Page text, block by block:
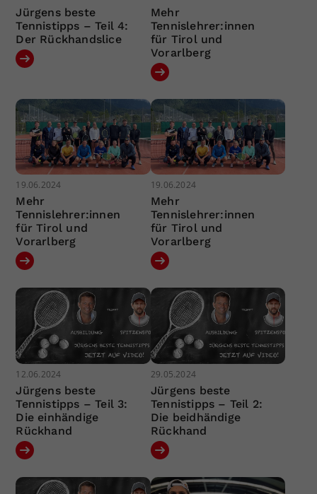
Jürgens beste
Tennistipps – Teil 4:
Der Rückhandslice
Mehr
Tennislehrer:innen
für Tirol und
Vorarlberg
19.06.2024
Mehr
Tennislehrer:innen
für Tirol und
Vorarlberg
19.06.2024
Mehr
Tennislehrer:innen
für Tirol und
Vorarlberg
12.06.2024
Jürgens beste
Tennistipps – Teil 3:
Die einhändige
Rückhand
29.05.2024
Jürgens beste
Tennistipps – Teil 2:
Die beidhändige
Rückhand